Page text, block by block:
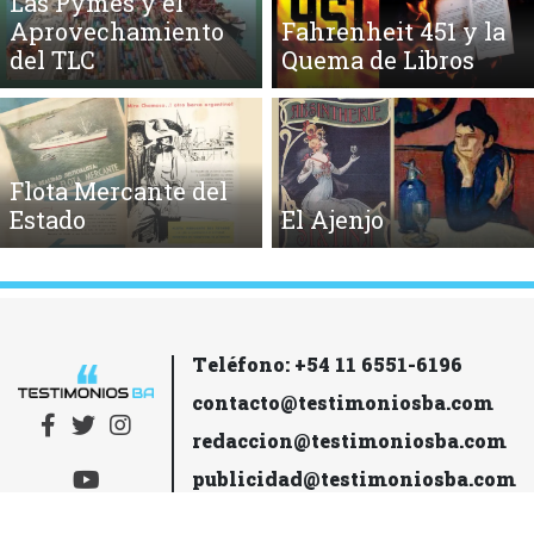
Aprovechamiento
del TLC
Fahrenheit 451 y la
Quema de Libros
Flota Mercante del
Estado
El Ajenjo
Teléfono: +54 11 6551-6196
contacto@testimoniosba.com
redaccion@testimoniosba.com
publicidad@testimoniosba.com